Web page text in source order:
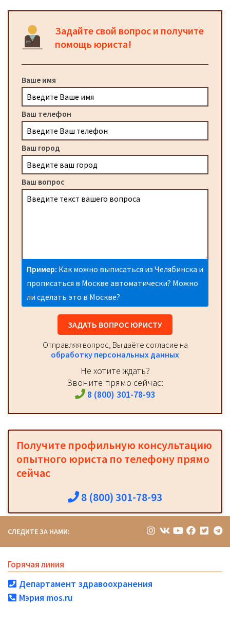
Задайте свой вопрос и получите
помощь юриста!
Ваше имя
Ваш телефон
Ваш город
Ваш вопрос
Пример: Как можно выписаться из Челябинска и
прописаться в Москве автоматически? Можно
ли сделать это в Москве?
ЗАДАТЬ ВОПРОС ЮРИСТУ
Отправляя вопрос, Вы даёте согласие на
обработку персональных данных
Не хотите ждать?
Звоните прямо сейчас:
8 (800) 301-78-93
Получите профильную консультацию
опытного юриста по телефону прямо
сейчас
8 (800) 301-78-93
СЛЕДИТЕ ЗА НАМИ:
Горячая линия
Департамент здравоохранения
Мэрия mos.ru